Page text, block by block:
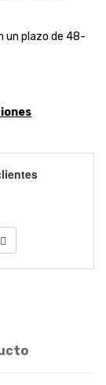
un plazo de 48-